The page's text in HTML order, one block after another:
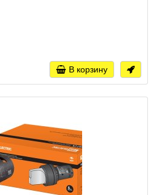
В корзину